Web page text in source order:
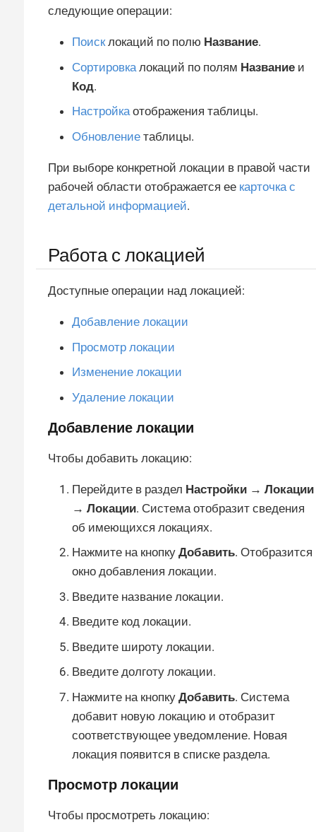
следующие операции:
Поисклокаций по полю Название.
Сортировка локаций по полям Название и
Код.
Настройкаотображения таблицы.
Обновление таблицы.
При выборе конкретной локации в правой части
рабочей области отображается ее карточка с
детальной информацией.
Работа с локацией
Доступные операции над локацией:
Добавление локации
Просмотр локации
Изменение локации
Удаление локации
Добавление локации
Чтобы добавить локацию:
Перейдите в раздел Настройки → Локации
→ Локации. Система отобразит сведения
об имеющихся локациях.
Нажмите на кнопку Добавить. Отобразится
окно добавления локации.
Введите название локации.
Введите код локации.
Введите широту локации.
Введите долготу локации.
Нажмите на кнопку Добавить. Система
добавит новую локацию и отобразит
соответствующее уведомление. Новая
локация появится в списке раздела.
Просмотр локации
Чтобы просмотреть локацию: